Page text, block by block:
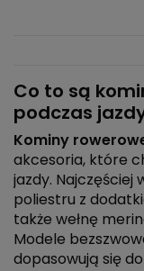
Co to są
podczas
Kominy
akcesoria, które
jazdy.
poliestru z
także wełnę
Modele
dopasowują się